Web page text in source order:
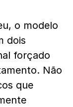
o modelo
dois
forçado
Não
que